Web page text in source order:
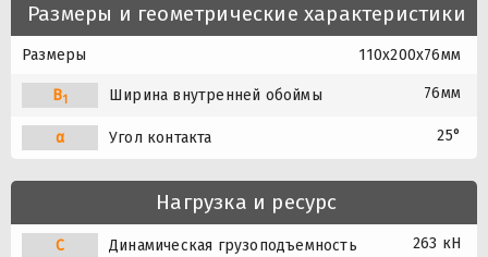
Размеры и геометрические характеристики
Размеры 110x200x76мм
B1 Ширина внутренней обоймы 76мм
α Угол контакта 25°
Нагрузка и ресурс
C Динамическая грузоподъемность 263 кН